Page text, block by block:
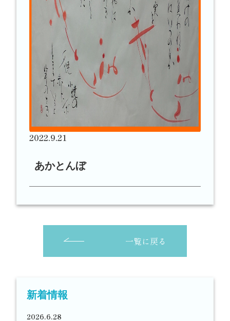
2022.9.21
あかとんぼ
一覧に戻る
新着情報
2026.6.28